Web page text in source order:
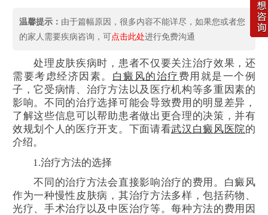
温馨提示： 由于篇幅原因，很多内容不能详尽，如果您或者您
的家人需要疾病咨询，可点击此处进行免费沟通
处理皮肤疾病时，患者不仅要关注治疗效果，还
需要考虑经济因素。 白癜风的治疗 费用就是一个例
子，它受病情、治疗方法以及医疗机构等多重因素的
影响。不同的治疗选择可能会导致费用的明显差异，
了解这些信息可以帮助患者做出更合理的决策，并有
效规划个人的医疗开支。下面请看武汉白癜风医院的
介绍。
1.治疗方法的选择
不同的治疗方法会直接影响治疗的费用。白癜风
作为一种慢性皮肤病，其治疗方法多样，包括药物、
光疗、手术治疗以及中医治疗等。每种方法的费用因